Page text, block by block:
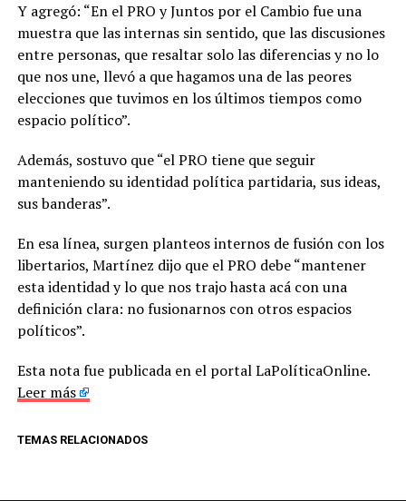
Y agregó: “En el PRO y Juntos por el Cambio fue una
muestra que las internas sin sentido, que las discusiones
entre personas, que resaltar solo las diferencias y no lo
que nos une, llevó a que hagamos una de las peores
elecciones que tuvimos en los últimos tiempos como
espacio político”.
Además, sostuvo que “el PRO tiene que seguir
manteniendo su identidad política partidaria, sus ideas,
sus banderas”.
En esa línea, surgen planteos internos de fusión con los
libertarios, Martínez dijo que el PRO debe “mantener
esta identidad y lo que nos trajo hasta acá con una
definición clara: no fusionarnos con otros espacios
políticos”.
Esta nota fue publicada en el portal LaPolíticaOnline.
Leer más
TEMAS RELACIONADOS